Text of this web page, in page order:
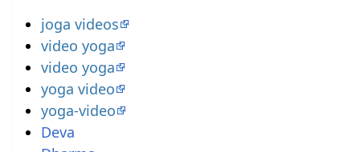
joga videos
video yoga
video yoga
yoga video
yoga-video
Deva